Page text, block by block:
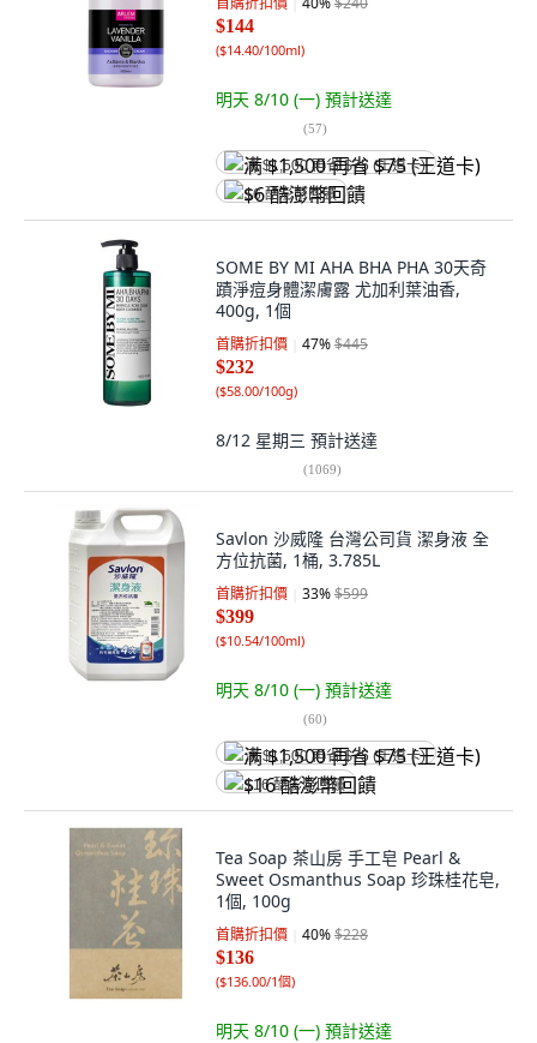
$144
($14.40/100ml)
明天 8/10 (一) 預計送達
(57)
满 $1,500 再省 $75 (王道卡)
$6 酷澎幣回饋
SOME BY MI AHA BHA PHA 30天奇
蹟淨痘身體潔膚露 尤加利葉油香,
400g, 1個
首購折扣價 47%$445
$232
($58.00/100g)
8/12 星期三 預計送達
(1069)
Savlon 沙威隆 台灣公司貨 潔身液 全
方位抗菌, 1桶, 3.785L
首購折扣價 33%$599
$399
($10.54/100ml)
明天 8/10 (一) 預計送達
(60)
满 $1,500 再省 $75 (王道卡)
$16 酷澎幣回饋
Tea Soap 茶山房 手工皂 Pearl &
Sweet Osmanthus Soap 珍珠桂花皂,
1個, 100g
首購折扣價 40%$228
$136
($136.00/1個)
明天 8/10 (一) 預計送達